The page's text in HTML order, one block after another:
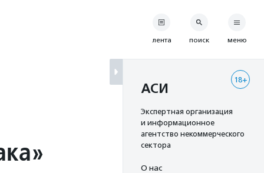
лента поиск меню
18+
АСИ
Экспертная организация
и информационное
агентство некоммерческого
сектора
О нас